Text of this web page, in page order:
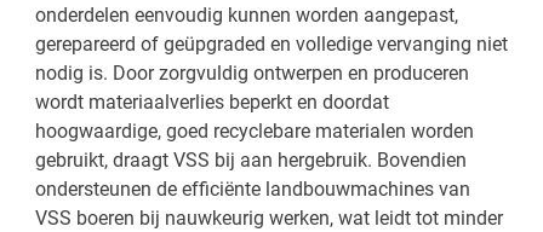
onderdelen eenvoudig kunnen worden aangepast,
gerepareerd of geüpgraded en volledige vervanging niet
nodig is. Door zorgvuldig ontwerpen en produceren
wordt materiaalverlies beperkt en doordat
hoogwaardige, goed recyclebare materialen worden
gebruikt, draagt VSS bij aan hergebruik. Bovendien
ondersteunen de efficiënte landbouwmachines van
VSS boeren bij nauwkeurig werken, wat leidt tot minder